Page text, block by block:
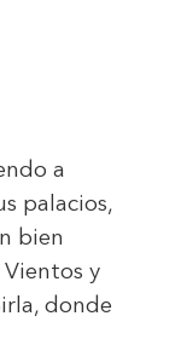
a
palacios,
bien
Vientos y
donde